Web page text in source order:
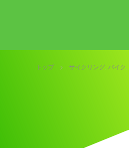
トップ サイクリング, バイク ,